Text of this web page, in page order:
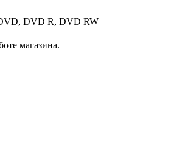
DVD R, DVD RW
магазина.